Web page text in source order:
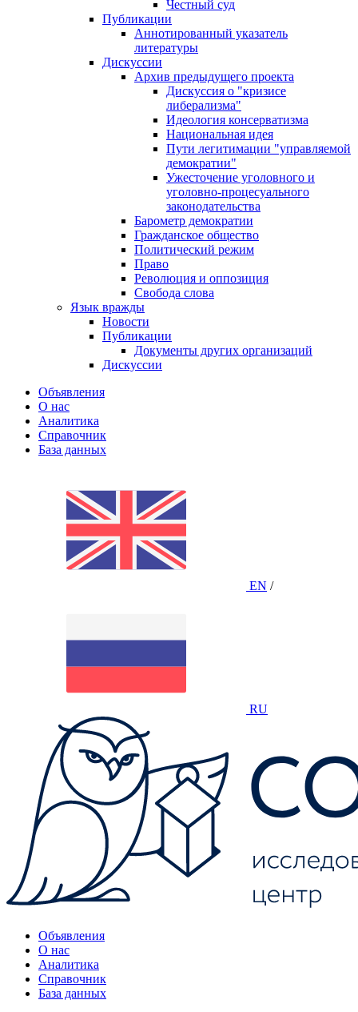
Честный суд
Публикации
Аннотированный указатель
литературы
Дискуссии
Архив предыдущего проекта
Дискуссия о "кризисе
либерализма"
Идеология консерватизма
Национальная идея
Пути легитимации "управляемой
демократии"
Ужесточение уголовного и
уголовно-процесуального
законодательства
Барометр демократии
Гражданское общество
Политический режим
Право
Революция и оппозиция
Свобода слова
Язык вражды
Новости
Публикации
Документы других организаций
Дискуссии
Объявления
О нас
Аналитика
Справочник
База данных
EN /
RU
Объявления
О нас
Аналитика
Справочник
База данных